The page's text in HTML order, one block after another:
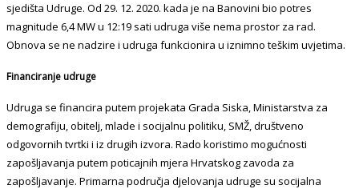
sjedišta Udruge. Od 29. 12. 2020. kada je na Banovini bio potres
magnitude 6,4 MW u 12:19 sati udruga više nema prostor za rad.
Obnova se ne nadzire i udruga funkcionira u iznimno teškim uvjetima.
Financiranje udruge
Udruga se financira putem projekata Grada Siska, Ministarstva za
demografiju, obitelj, mlade i socijalnu politiku, SMŽ, društveno
odgovornih tvrtki i iz drugih izvora. Rado koristimo mogućnosti
zapošljavanja putem poticajnih mjera Hrvatskog zavoda za
zapošljavanje. Primarna područja djelovanja udruge su socijalna